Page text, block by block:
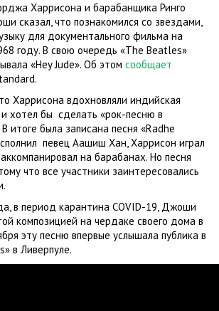
Харрисона и барабанщика Ринго
сказал, что познакомился со звездами,
для документального фильма на
году. В свою очередь «The Beatles»
«Hey Jude». Об этом сообщает
Харрисона вдохновляли индийская
и хотел бы сделать «рок-песню в
итоге была записана песня «Radhe
певец Аашиш Хан, Харрисон играл
на барабанах. Но песня
что все участники заинтересовались
в период карантина COVID-19, Джоши
композицией на чердаке своего дома в
эту песню впервые услышала публика в
в Ливерпуле.